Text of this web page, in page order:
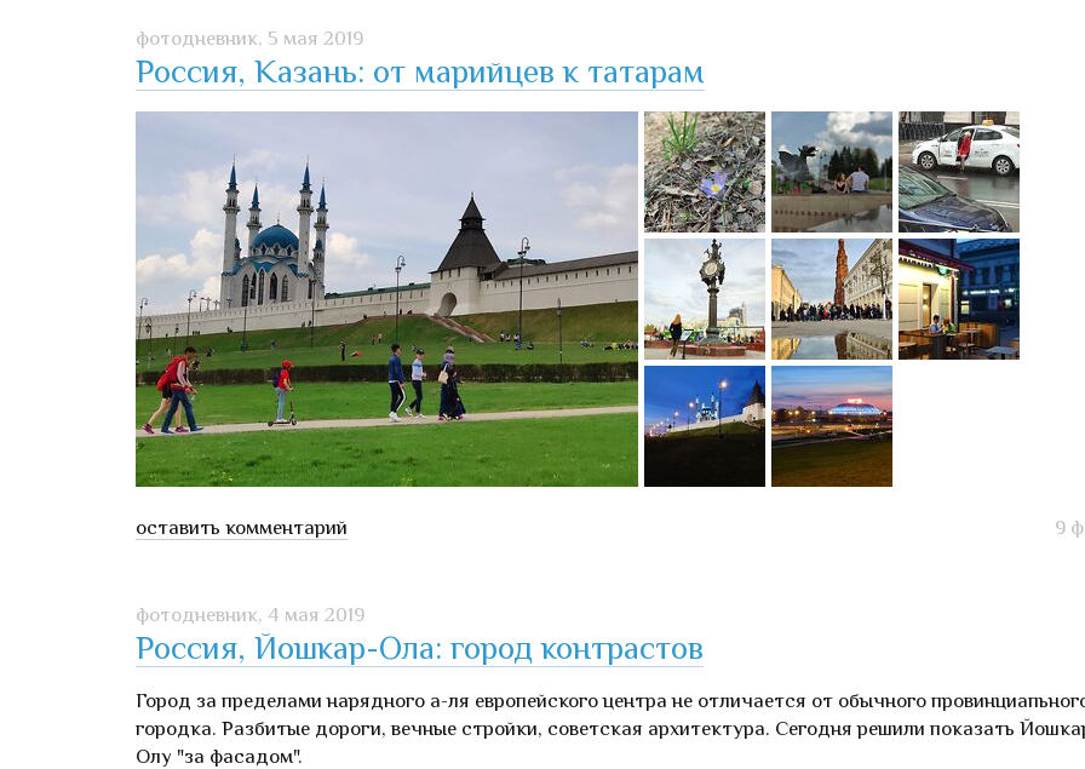
фотодневник, 5 мая 2019
Россия, Казань: от марийцев к татарам
оставить комментарий 9
фотодневник, 4 мая 2019
Россия, Йошкар-Ола: город контрастов
Город за пределами нарядного а-ля европейского центра не отличается от обычного
городка. Разбитые дороги, вечные стройки, советская архитектура. Сегодня решили показать
Олу "за фасадом".